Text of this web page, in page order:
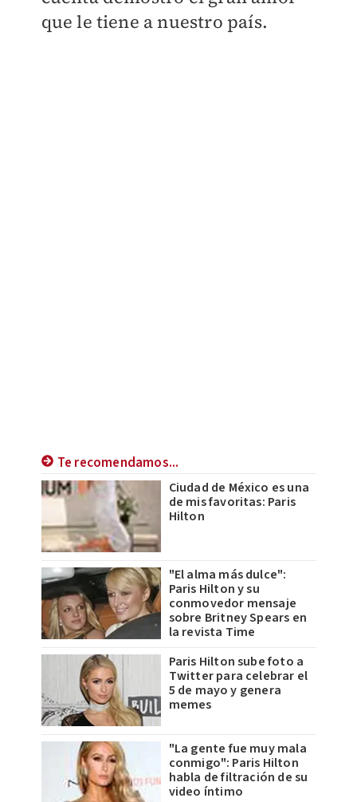
que le tiene a nuestro país.
Te recomendamos...
Ciudad de México es una
de mis favoritas: Paris
Hilton
"El alma más dulce":
Paris Hilton y su
conmovedor mensaje
sobre Britney Spears en
la revista Time
Paris Hilton sube foto a
Twitter para celebrar el
5 de mayo y genera
memes
"La gente fue muy mala
conmigo": Paris Hilton
habla de filtración de su
video íntimo